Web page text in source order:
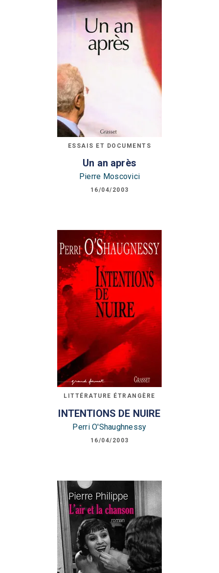
ESSAIS ET DOCUMENTS
Un an après
Pierre Moscovici
16/04/2003
LITTÉRATURE ÉTRANGÈRE
INTENTIONS DE NUIRE
Perri O'Shaughnessy
16/04/2003